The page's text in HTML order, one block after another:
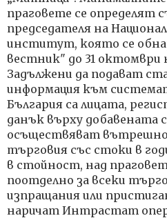
праговете се определят
председателя на
институт, която се
вестник" до 31 октомври
Задължени да подават
информация към
България са лицата,
данък върху добавената
осъществяват
търговия със стоки в
в стойност, над
поотделно за всеки
изпращания или
наричат Интрастат